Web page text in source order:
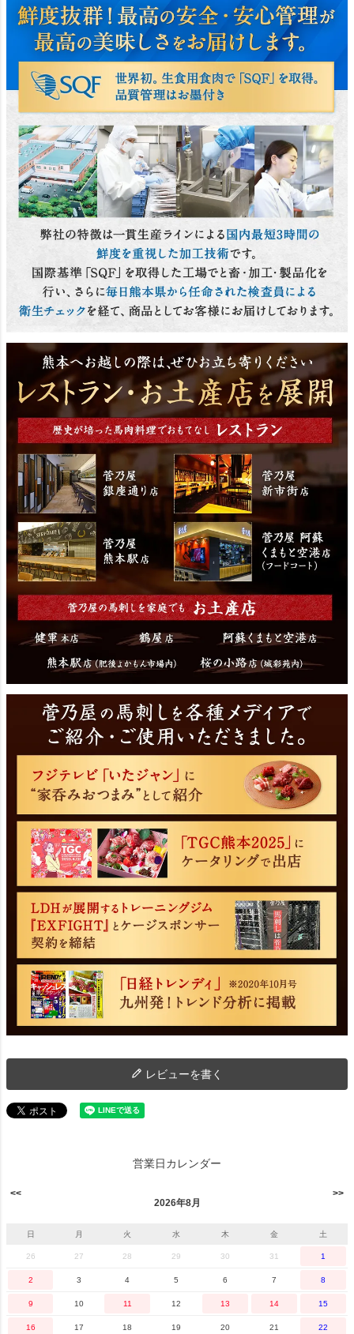
レビューを書く
営業日カレンダー
2026年8月
日 月 火 水 木 金 土
26 27 28 29 30 31 1
2 3 4 5 6 7 8
9 10 11 12 13 14 15
16 17 18 19 20 21 22